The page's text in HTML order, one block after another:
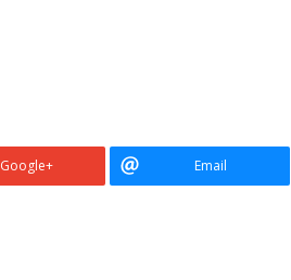
Google+ Email